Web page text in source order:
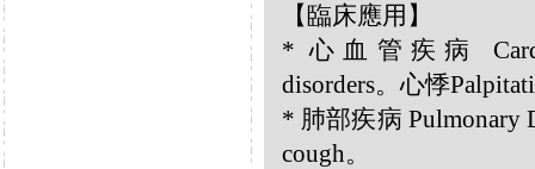
【臨床應用】
* 心血管疾病
disorders。心悸
* 肺部疾病 Pulmonary
cough。